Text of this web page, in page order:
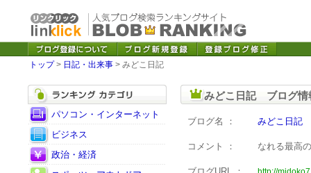
トップ> 日記・出来事 > みどこ日記
パソコン・インターネット
ビジネス
政治・経済
みどこ日記 ブログ情
ブログ名 ： みどこ日記
コメント ： なれる最高